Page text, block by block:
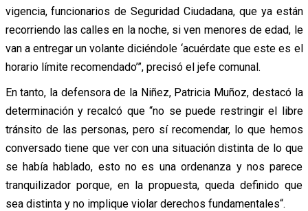
vigencia, funcionarios de Seguridad Ciudadana, que ya están
recorriendo las calles en la noche, si ven menores de edad, le
van a entregar un volante diciéndole ‘acuérdate que este es el
horario límite recomendado’”, precisó el jefe comunal.
En tanto, la defensora de la Niñez, Patricia Muñoz, destacó la
determinación y recalcó que “no se puede restringir el libre
tránsito de las personas, pero sí recomendar, lo que hemos
conversado tiene que ver con una situación distinta de lo que
se había hablado, esto no es una ordenanza y nos parece
tranquilizador porque, en la propuesta, queda definido que
sea distinta y no implique violar derechos fundamentales“.